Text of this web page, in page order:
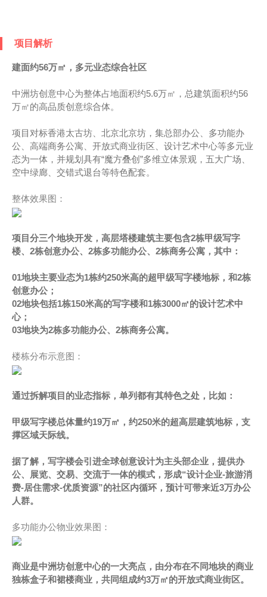
项目解析
建面约56万㎡，多元业态综合社区
中洲坊创意中心为整体占地面积约5.6万㎡，总建筑面积约56
万㎡的高品质创意综合体。
项目对标香港太古坊、北京北京坊，集总部办公、多功能办
公、高端商务公寓、开放式商业街区、设计艺术中心等多元业
态为一体，并规划具有“魔方叠创”多维立体景观，五大广场、
空中绿廊、交错式退台等特色配套。
整体效果图：
项目分三个地块开发，高层塔楼建筑主要包含2栋甲级写字
楼、2栋创意办公、2栋多功能办公、2栋商务公寓，其中：
01地块主要业态为1栋约250米高的超甲级写字楼地标，和2栋
创意办公；
02地块包括1栋150米高的写字楼和1栋3000㎡的设计艺术中
心；
03地块为2栋多功能办公、2栋商务公寓。
楼栋分布示意图：
通过拆解项目的业态指标，单列都有其特色之处，比如：
甲级写字楼总体量约19万㎡，约250米的超高层建筑地标，支
撑区域天际线。
据了解，写字楼会引进全球创意设计为主头部企业，提供办
公、展览、交易、交流于一体的模式，形成“设计企业-旅游消
费-居住需求-优质资源”的社区内循环，预计可带来近3万办公
人群。
多功能办公物业效果图：
商业是中洲坊创意中心的一大亮点，由分布在不同地块的商业
独栋盒子和裙楼商业，共同组成约3万㎡的开放式商业街区。